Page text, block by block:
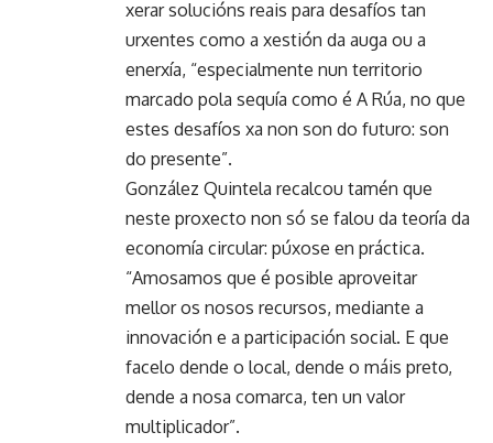
xerar solucións reais para desafíos tan
urxentes como a xestión da auga ou a
enerxía, “especialmente nun territorio
marcado pola sequía como é A Rúa, no que
estes desafíos xa non son do futuro: son
do presente”.
González Quintela recalcou tamén que
neste proxecto non só se falou da teoría da
economía circular: púxose en práctica.
“Amosamos que é posible aproveitar
mellor os nosos recursos, mediante a
innovación e a participación social. E que
facelo dende o local, dende o máis preto,
dende a nosa comarca, ten un valor
multiplicador”.